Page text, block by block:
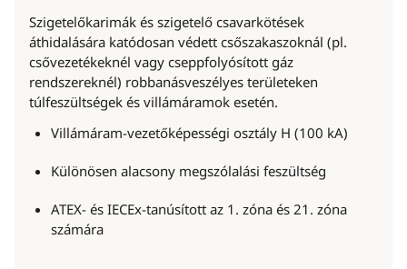
Szigetelőkarimák és szigetelő csavarkötések
áthidalására katódosan védett csőszakaszoknál (pl.
csővezetékeknél vagy cseppfolyósított gáz
rendszereknél) robbanásveszélyes területeken
túlfeszültségek és villámáramok esetén.
Villámáram-vezetőképességi osztály H (100 kA)
Különösen alacsony megszólalási feszültség
ATEX- és IECEx-tanúsított az 1. zóna és 21. zóna
számára